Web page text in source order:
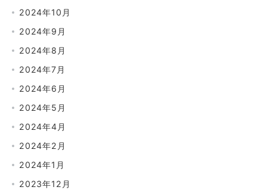
2024年10月
2024年9月
2024年8月
2024年7月
2024年6月
2024年5月
2024年4月
2024年2月
2024年1月
2023年12月